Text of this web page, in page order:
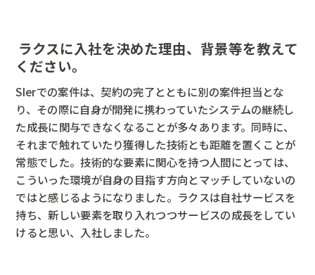
ラクスに入社を決めた理由、背景等を教えて
ください。
SIerでの案件は、契約の完了とともに別の案件担当とな
り、その際に自身が開発に携わっていたシステムの継続し
た成長に関与できなくなることが多々あります。同時に、
それまで触れていたり獲得した技術とも距離を置くことが
常態でした。技術的な要素に関心を持つ人間にとっては、
こういった環境が自身の目指す方向とマッチしていないの
ではと感じるようになりました。ラクスは自社サービスを
持ち、新しい要素を取り入れつつサービスの成長をしてい
けると思い、入社しました。